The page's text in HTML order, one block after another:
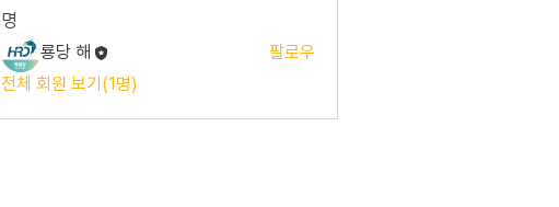
명
룡당 해
팔로우
전체 회원 보기(1명)